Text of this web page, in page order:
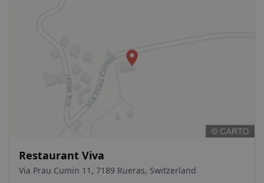
Restaurant Viva
Via Prau Cumin 11, 7189 Rueras, Switzerland